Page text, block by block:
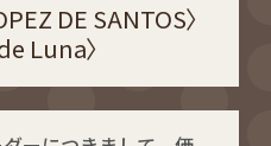
DE SANTOS〉
Luna〉